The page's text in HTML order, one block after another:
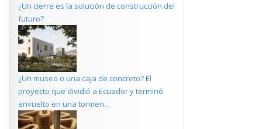
¿Un cierre es la solución de construcción del
futuro?
¿Un museo o una caja de concreto? El
proyecto que dividió a Ecuador y terminó
envuelto en una tormen...